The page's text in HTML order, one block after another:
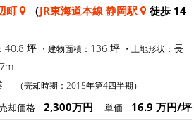
町 （JR東海道本線 静岡駅
徒歩 14
40.8 坪 ・建物面積： 136 坪 ・土地形状： 長
7m
（売却時期：2015年第4四半期）
却価格 2,300万円 単価 16.9 万円/坪